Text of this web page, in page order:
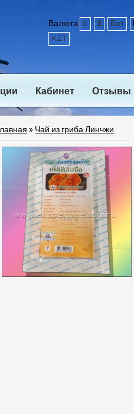
Валюта € $ Бат
KZT
Кабинет Отзывы
Главная » Чай из гриба Линчжи